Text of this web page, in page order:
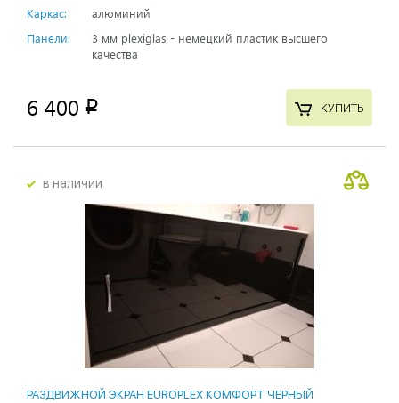
Каркас:
алюминий
Панели:
3 мм plexiglas - немецкий пластик высшего
качества
6 400 p КУПИТЬ
в наличии
РАЗДВИЖНОЙ ЭКРАН EUROPLEX КОМФОРТ ЧЕРНЫЙ